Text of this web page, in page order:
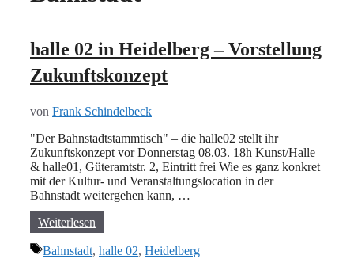
halle 02 in Heidelberg – Vorstellung
Zukunftskonzept
von Frank Schindelbeck
"Der Bahnstadtstammtisch" – die halle02 stellt ihr
Zukunftskonzept vor Donnerstag 08.03. 18h Kunst/Halle
& halle01, Güteramtstr. 2, Eintritt frei Wie es ganz konkret
mit der Kultur- und Veranstaltungslocation in der
Bahnstadt weitergehen kann, …
Weiterlesen
Schlagwörter
Bahnstadt, halle 02, Heidelberg